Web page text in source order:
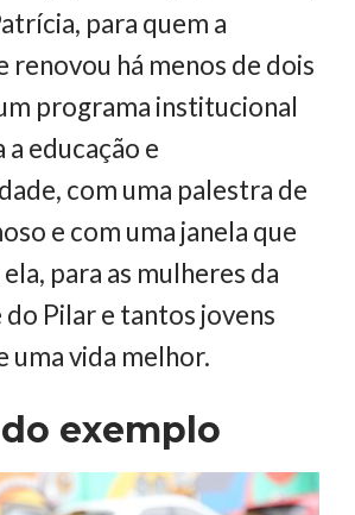
para quem a
renovou há menos de dois
programa institucional
educação e
com uma palestra de
e com uma janela que
para as mulheres da
Pilar e tantos jovens
uma vida melhor.
exemplo